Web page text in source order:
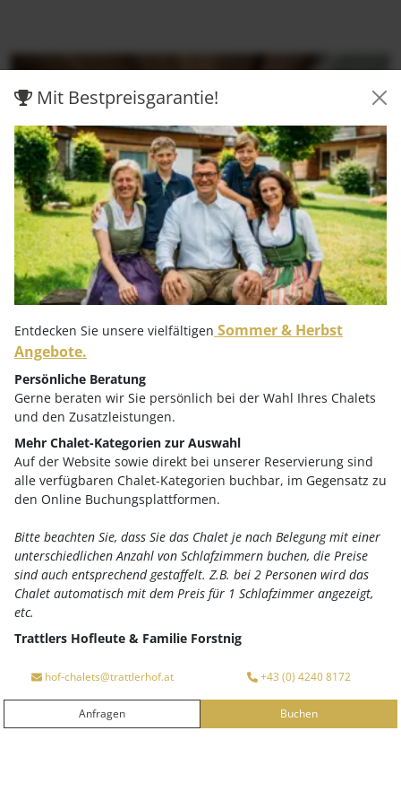
Ihre Vorteile auf einen Blick
Anreise Abreise
ANFRAGEN BUCHEN
Wohltuende Wärme in handgefertigter Sauna mit Blick
auf verschneite Kärntner Wälder.
Mit Bestpreisgarantie!
Entdecken Sie unsere vielfältigen Sommer & Herbst
Angebote.
Persönliche Beratung
Gerne beraten wir Sie persönlich bei der Wahl Ihres Chalets
und den Zusatzleistungen.
Mehr Chalet-Kategorien zur Auswahl
Auf der Website sowie direkt bei unserer Reservierung sind
alle verfügbaren Chalet-Kategorien buchbar, im Gegensatz zu
den Online Buchungsplattformen.
Bitte beachten Sie, dass Sie das Chalet je nach Belegung mit einer
unterschiedlichen Anzahl von Schlafzimmern buchen, die Preise
sind auch entsprechend gestaffelt. Z.B. bei 2 Personen wird das
Chalet automatisch mit dem Preis für 1 Schlafzimmer angezeigt,
etc.
Trattlers Hofleute & Familie Forstnig
hof-chalets@trattlerhof.at +43 (0) 4240 8172
Anfragen Buchen